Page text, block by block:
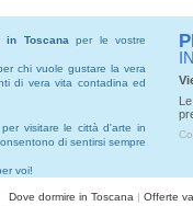
in Toscana per le vostre
chi vuole gustare la vera
di vera vita contadina ed
visitare le città d'arte in
di sentirsi sempre
voi!
Dove dormire in Toscana | Offerte